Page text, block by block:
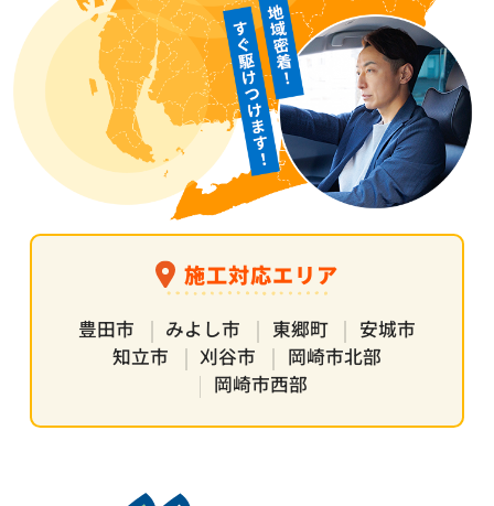
施工対応エリア
豊田市 みよし市 東郷町
安城市
知立市
刈谷市
岡崎市北部
岡崎市西部